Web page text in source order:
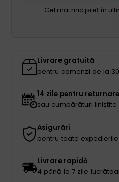
Cel mai mic preț în
Livrare gratuită
pentru comenzi de la
14 zile pentru returnare
sau cumpărături liniștite
Asigurări
pentru toate expedierile
Livrare rapidă
4 până la 7 zile